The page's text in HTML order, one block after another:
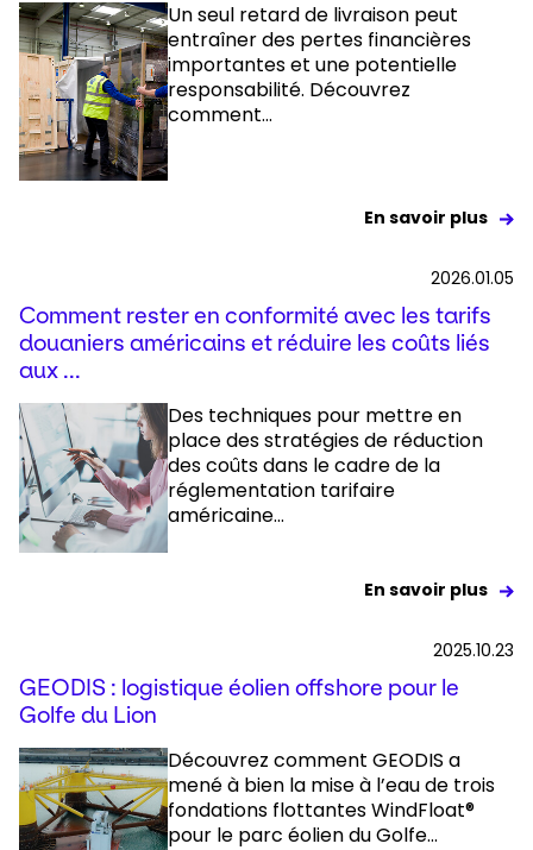
Un seul retard de livraison peut
entraîner des pertes financières
importantes et une potentielle
responsabilité. Découvrez
comment...
En savoir plus
2026.01.05
Comment rester en conformité avec les tarifs
douaniers américains et réduire les coûts liés
aux ...
Des techniques pour mettre en
place des stratégies de réduction
des coûts dans le cadre de la
réglementation tarifaire
américaine...
En savoir plus
2025.10.23
GEODIS : logistique éolien offshore pour le
Golfe du Lion
Découvrez comment GEODIS a
mené à bien la mise à l’eau de trois
fondations flottantes WindFloat®
pour le parc éolien du Golfe...